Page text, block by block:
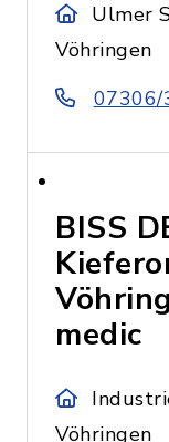
Ulmer
Vöhringen
07306/
BISS
medic
Vöhringen